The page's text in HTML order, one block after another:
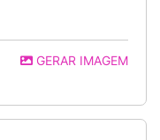
GERAR IMAGEM